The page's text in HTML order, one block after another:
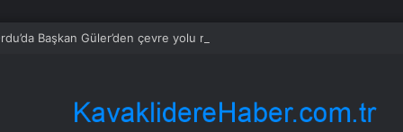
Başkan Güler’den çevre yolu müjdesi